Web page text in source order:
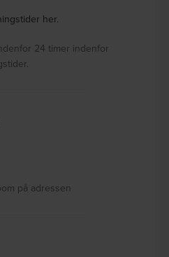
her.
24 timer indenfor
på adressen